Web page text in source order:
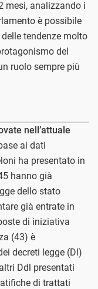
mesi, analizzando i
è possibile
tendenze molto
del
ruolo sempre più
nell’attuale
ai dati
ha presentato in
hanno già
dello stato
già entrate in
di iniziativa
(43) è
decreti legge (Dl)
Ddl presentati
di trattati